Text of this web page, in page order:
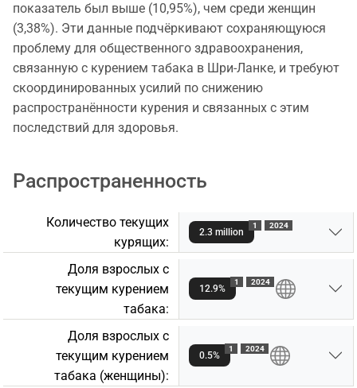
показатель был выше (10,95%), чем среди женщин
(3,38%). Эти данные подчёркивают сохраняющуюся
проблему для общественного здравоохранения,
связанную с курением табака в Шри-Ланке, и требуют
скоординированных усилий по снижению
распространённости курения и связанных с этим
последствий для здоровья.
Распространенность
Количество текущих
курящих:
2.3 million
1 2024
Доля взрослых с
текущим курением
табакa:
12.9%
1 2024
Доля взрослых с
текущим курением
табакa (женщины):
0.5%
1 2024